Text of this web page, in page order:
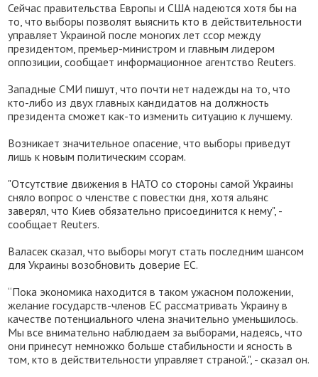
Сейчас правительства Европы и США надеются хотя бы на
то, что выборы позволят выяснить кто в действительности
управляет Украиной после моногих лет ссор между
президентом, премьер-министром и главным лидером
оппозиции, сообщает информационное агентство Reuters.
Западные СМИ пишут, что почти нет надежды на то, что
кто-либо из двух главных кандидатов на должность
президента сможет как-то изменить ситуацию к лучшему.
Возникает значительное опасение, что выборы приведут
лишь к новым политическим ссорам.
"Отсутствие движения в НАТО со стороны самой Украины
сняло вопрос о членстве с повестки дня, хотя альянс
заверял, что Киев обязательно присоединится к нему", -
сообщает Reuters.
Валасек сказал, что выборы могут стать последним шансом
для Украины возобновить доверие ЕС.
“Пока экономика находится в таком ужасном положении,
желание государств-членов ЕС рассматривать Украину в
качестве потенциального члена значительно уменьшилось.
Мы все внимательно наблюдаем за выборами, надеясь, что
они принесут немножко больше стабильности и ясность в
том, кто в действительности управляет страной.", - сказал он.